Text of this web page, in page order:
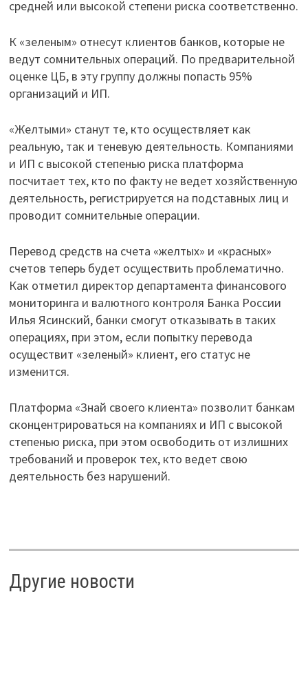
средней или высокой степени риска соответственно.
К «зеленым» отнесут клиентов банков, которые не
ведут сомнительных операций. По предварительной
оценке ЦБ, в эту группу должны попасть 95%
организаций и ИП.
«Желтыми» станут те, кто осуществляет как
реальную, так и теневую деятельность. Компаниями
и ИП с высокой степенью риска платформа
посчитает тех, кто по факту не ведет хозяйственную
деятельность, регистрируется на подставных лиц и
проводит сомнительные операции.
Перевод средств на счета «желтых» и «красных»
счетов теперь будет осуществить проблематично.
Как отметил директор департамента финансового
мониторинга и валютного контроля Банка России
Илья Ясинский, банки смогут отказывать в таких
операциях, при этом, если попытку перевода
осуществит «зеленый» клиент, его статус не
изменится.
Платформа «Знай своего клиента» позволит банкам
сконцентрироваться на компаниях и ИП с высокой
степенью риска, при этом освободить от излишних
требований и проверок тех, кто ведет свою
деятельность без нарушений.
Другие новости